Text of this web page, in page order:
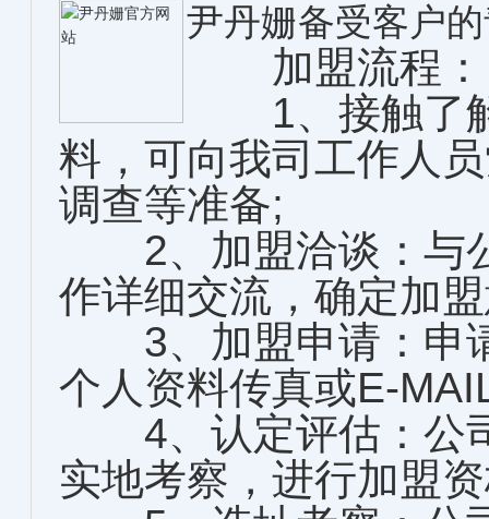
尹丹姗备受客户
加盟流程：
1、接触了解
料，可向我司工作人
调查等准备;
2、加盟洽谈：与
作详细交流，确定加
3、加盟申请：申
个人资料传真或E-
4、认定评估：公
实地考察，进行加盟